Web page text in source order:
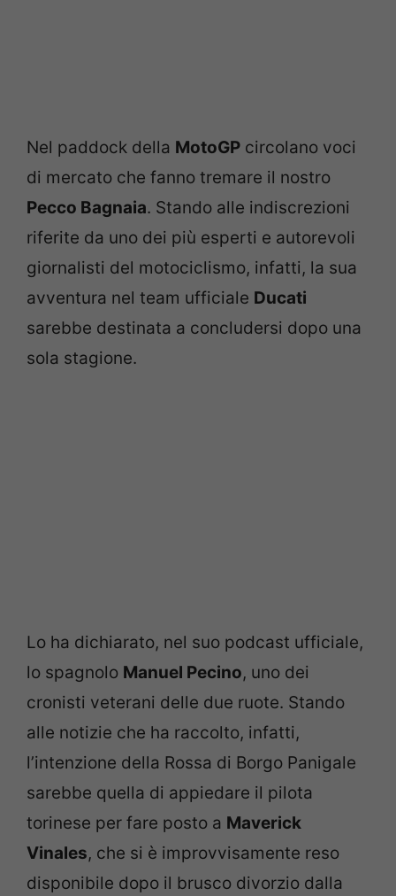
Nel paddock della MotoGP circolano voci
di mercato che fanno tremare il nostro
Pecco Bagnaia. Stando alle indiscrezioni
riferite da uno dei più esperti e autorevoli
giornalisti del motociclismo, infatti, la sua
avventura nel team ufficiale Ducati
sarebbe destinata a concludersi dopo una
sola stagione.
Lo ha dichiarato, nel suo podcast ufficiale,
lo spagnolo Manuel Pecino, uno dei
cronisti veterani delle due ruote. Stando
alle notizie che ha raccolto, infatti,
l’intenzione della Rossa di Borgo Panigale
sarebbe quella di appiedare il pilota
torinese per fare posto a Maverick
Vinales, che si è improvvisamente reso
disponibile dopo il brusco divorzio dalla